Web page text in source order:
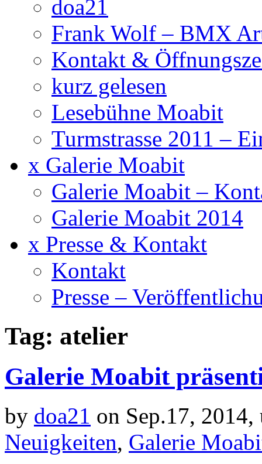
doa21
Frank Wolf – BMX
Kontakt &
kurz gelesen
Lesebühne Moabit
Turmstrasse 2011 –
x Galerie Moabit
Galerie Moabit –
Galerie Moabit 2014
x Presse & Kontakt
Kontakt
Presse –
Tag: atelier
Galerie Moabit
by doa21 on Sep.17,
Neuigkeiten, Galerie